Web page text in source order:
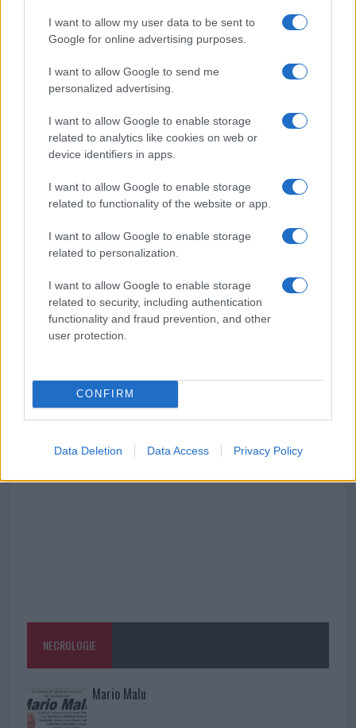
I want to allow my user data to be sent to
Google for online advertising purposes.
I want to allow Google to send me
personalized advertising.
I want to allow Google to enable storage
related to analytics like cookies on web or
device identifiers in apps.
I want to allow Google to enable storage
related to functionality of the website or app.
I want to allow Google to enable storage
related to personalization.
I want to allow Google to enable storage
related to security, including authentication
functionality and fraud prevention, and other
user protection.
CONFIRM
Data Deletion Data Access Privacy Policy
Pausa caffè impeccabile: come scegliere la
soluzione ideale per la casa e l’ufficio
Monte Pino, la fine di un lungo dolore: storia e
Raid nelle campagne di Berchidda, rischio per
ritrova la strada
Nuovi stalli residenti a Palau, il Comune
completa l’iter
Costa Smeralda
Porto Rotondo ospita la grande sfida della vela
nell’estate 2026
NECROLOGIE
Mario Malu